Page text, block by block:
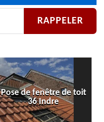
Pose de fenêtre de toit
36 Indre